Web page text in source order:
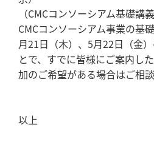
（CMCコンソーシアム基礎講義
CMCコンソーシアム事業の基
月21日（木）、5月22日（金
とで、すでに皆様にご案内し
加のご希望がある場合はご相談
以上